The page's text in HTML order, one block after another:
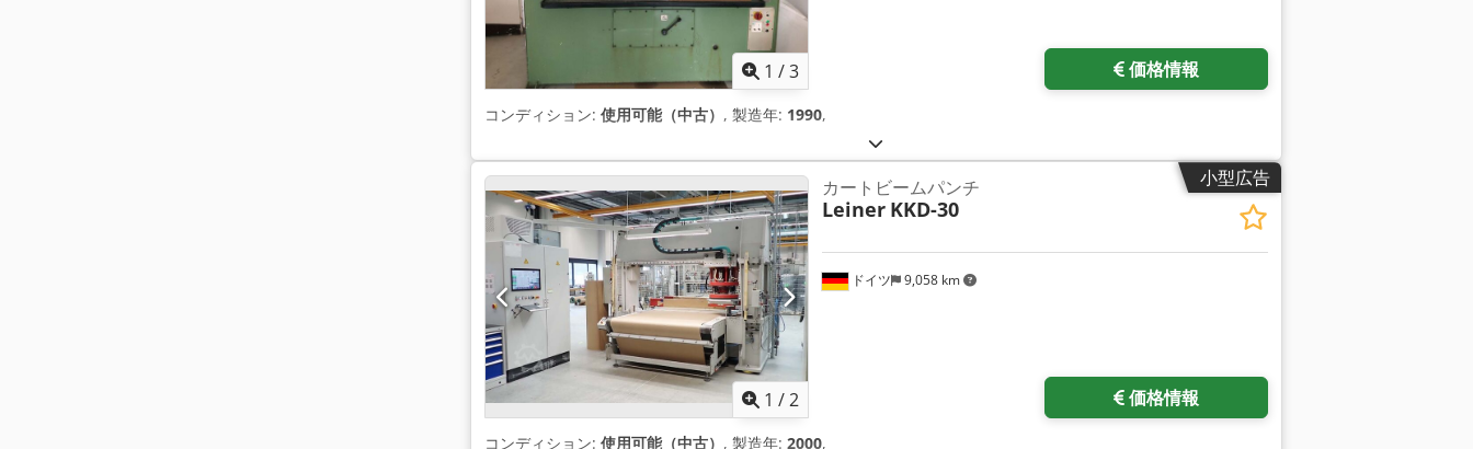
1 /3 価格情報
コンディション: 使用可能（中古） , 製造年: 1990,
小型広告
1 /2
ドイツ 9,058 km
カートビームパンチ
Leiner KKD-30
価格情報
コンディション: 使用可能（中古） , 製造年: 2000,